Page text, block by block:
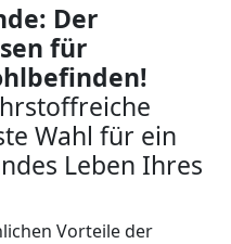
Der
für
Wahl für ein
Leben Ihres
Vorteile der